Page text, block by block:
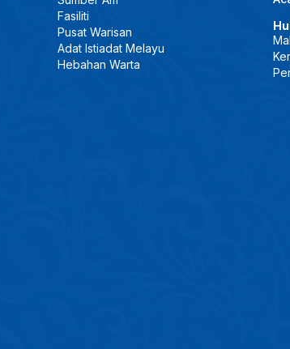
Fasiliti
Pusat Warisan
Adat Istiadat Melayu
Hebahan Warta